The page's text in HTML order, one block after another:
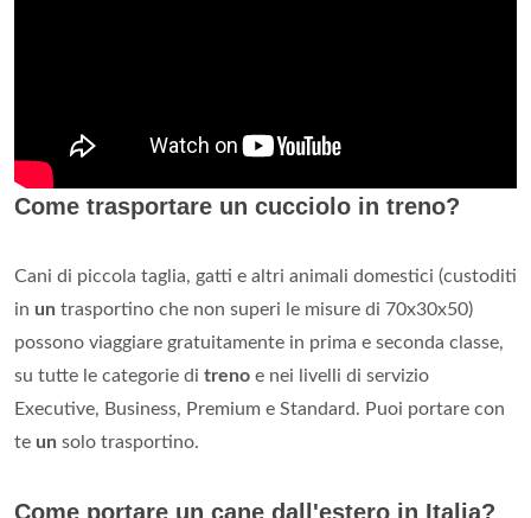
Come trasportare un cucciolo in treno?
Cani di piccola taglia, gatti e altri animali domestici (custoditi
in un trasportino che non superi le misure di 70x30x50)
possono viaggiare gratuitamente in prima e seconda classe,
su tutte le categorie di treno e nei livelli di servizio
Executive, Business, Premium e Standard. Puoi portare con
te un solo trasportino.
Come portare un cane dall'estero in Italia?